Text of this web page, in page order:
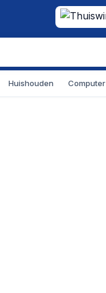
Huishouden Computer